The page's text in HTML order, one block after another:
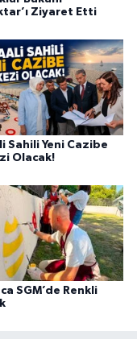
Ziyaret Etti
Sahili Yeni Cazibe
Olacak!
SGM’de Renkli